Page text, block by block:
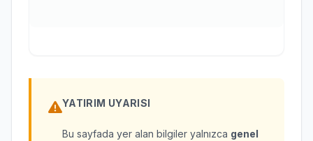
YATIRIM UYARISI
Bu sayfada yer alan bilgiler yalnızca genel